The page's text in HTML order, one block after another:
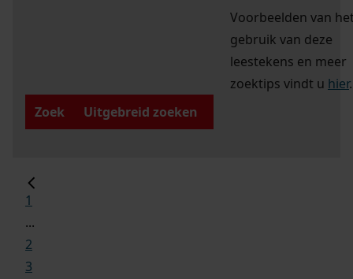
Voorbeelden van
gebruik van deze
leestekens en meer
zoektips vindt u hier.
Zoek
Uitgebreid zoeken
1
...
2
3